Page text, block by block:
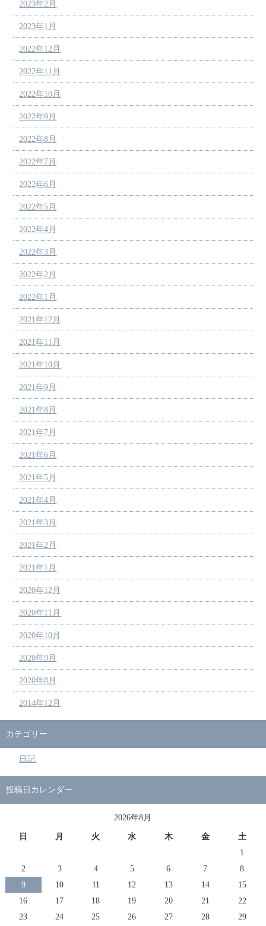
2023年2月
2023年1月
2022年12月
2022年11月
2022年10月
2022年9月
2022年8月
2022年7月
2022年6月
2022年5月
2022年4月
2022年3月
2022年2月
2022年1月
2021年12月
2021年11月
2021年10月
2021年9月
2021年8月
2021年7月
2021年6月
2021年5月
2021年4月
2021年3月
2021年2月
2021年1月
2020年12月
2020年11月
2020年10月
2020年9月
2020年8月
2014年12月
カテゴリー
日記
投稿日カレンダー
2026年8月
日 月 火 水 木 金
土
1
2
3 4 5 6 7
8
9
10 11 12 13 14
15
16
17 18 19 20 21
22
23
24 25 26 27 28 29